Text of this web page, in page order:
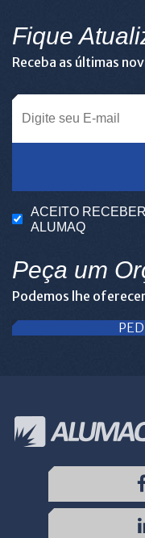
Fique
Receba as últimas
ACEITO
ALUMAQ
Peça um
Podemos lhe